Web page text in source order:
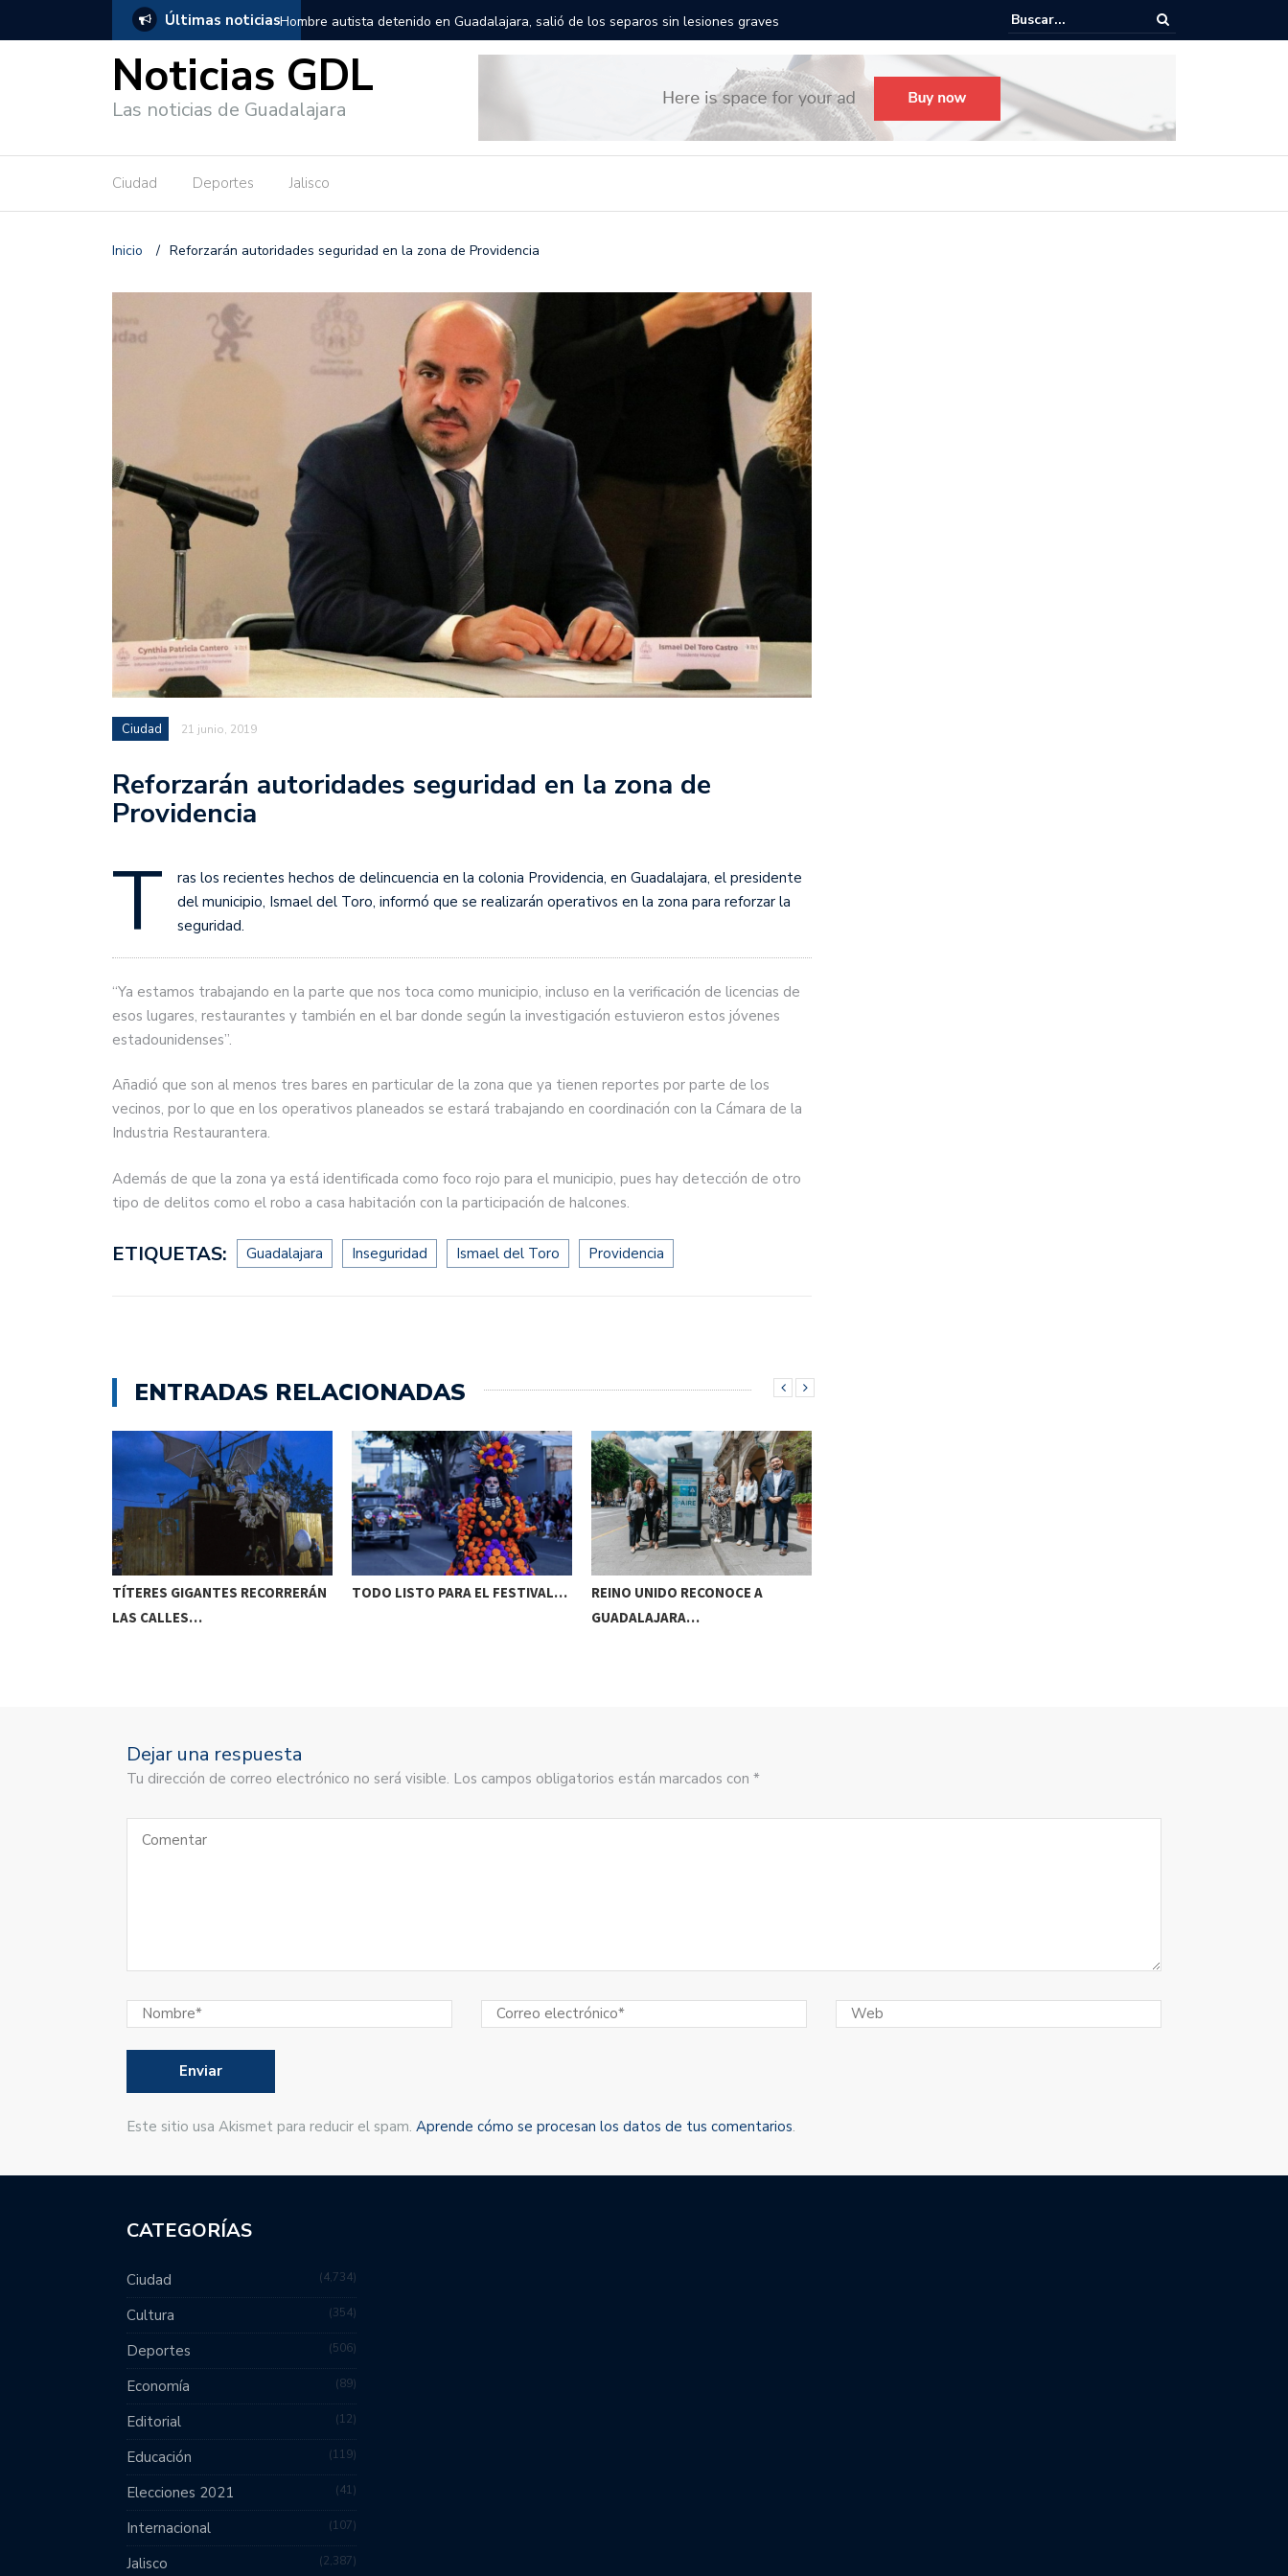
Últimas noticias
salió de los separos sin lesiones graves Títeres gigantes recorrerán las calles de Guadalajara: aparta la fecha Todo listo para el Festival Desfile Día de Muertos 2025 en Guadalajara
Noticias GDL
Las noticias de Guadalajara
Ciudad Deportes Jalisco
Inicio / Reforzarán autoridades seguridad en la zona de Providencia
Ciudad 21 junio, 2019
Reforzarán autoridades seguridad en la zona de
Providencia
T
ras los recientes hechos de delincuencia en la colonia Providencia, en Guadalajara, el presidente
del municipio, Ismael del Toro, informó que se realizarán operativos en la zona para reforzar la
seguridad.
“Ya estamos trabajando en la parte que nos toca como municipio, incluso en la verificación de licencias de
esos lugares, restaurantes y también en el bar donde según la investigación estuvieron estos jóvenes
estadounidenses”.
Añadió que son al menos tres bares en particular de la zona que ya tienen reportes por parte de los
vecinos, por lo que en los operativos planeados se estará trabajando en coordinación con la Cámara de la
Industria Restaurantera.
Además de que la zona ya está identificada como foco rojo para el municipio, pues hay detección de otro
tipo de delitos como el robo a casa habitación con la participación de halcones.
ETIQUETAS: Guadalajara Inseguridad Ismael del Toro Providencia
ENTRADAS RELACIONADAS
TÍTERES GIGANTES RECORRERÁN
LAS CALLES…
TODO LISTO PARA EL FESTIVAL…
REINO UNIDO RECONOCE A
GUADALAJARA…
Dejar una respuesta
Tu dirección de correo electrónico no será visible. Los campos obligatorios están marcados con *
Este sitio usa Akismet para reducir el spam. Aprende cómo se procesan los datos de tus comentarios.
CATEGORÍAS
Ciudad 4,734
Cultura 354
Deportes 506
Economía 89
Editorial 12
Educación 119
Elecciones 2021 41
Internacional 107
Jalisco 2,387